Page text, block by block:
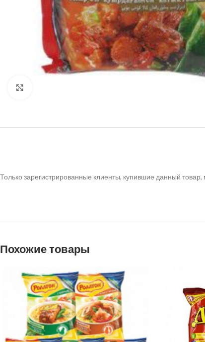
Только зарегистрированные клиенты, купившие данный товар,
Похожие товары